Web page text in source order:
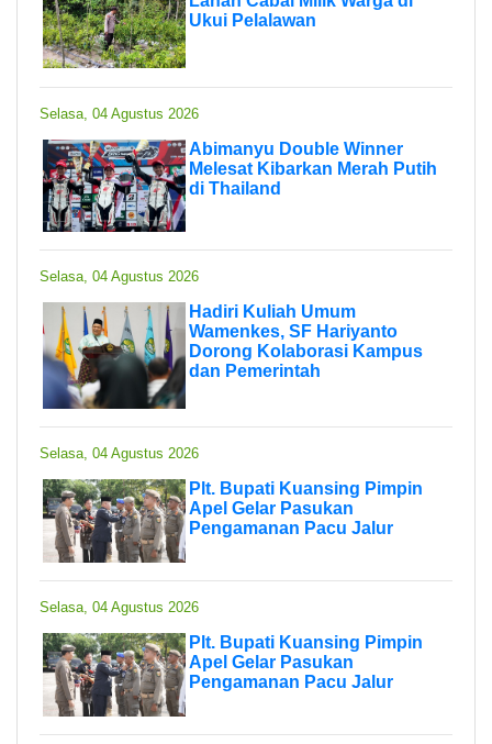
Ukui Pelalawan
Selasa, 04 Agustus 2026
Abimanyu Double Winner
Melesat Kibarkan Merah Putih
di Thailand
Selasa, 04 Agustus 2026
Hadiri Kuliah Umum
Wamenkes, SF Hariyanto
Dorong Kolaborasi Kampus
dan Pemerintah
Selasa, 04 Agustus 2026
Plt. Bupati Kuansing Pimpin
Apel Gelar Pasukan
Pengamanan Pacu Jalur
Selasa, 04 Agustus 2026
Plt. Bupati Kuansing Pimpin
Apel Gelar Pasukan
Pengamanan Pacu Jalur